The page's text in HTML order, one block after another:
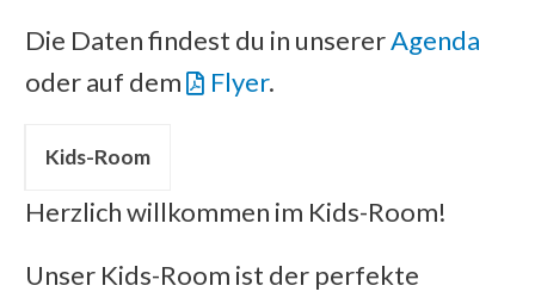
Die Daten findest du in unsererAgenda
oder auf dem
Flyer.
Kids-Room
Herzlich willkommen im Kids-Room!
Unser Kids-Room ist der perfekte